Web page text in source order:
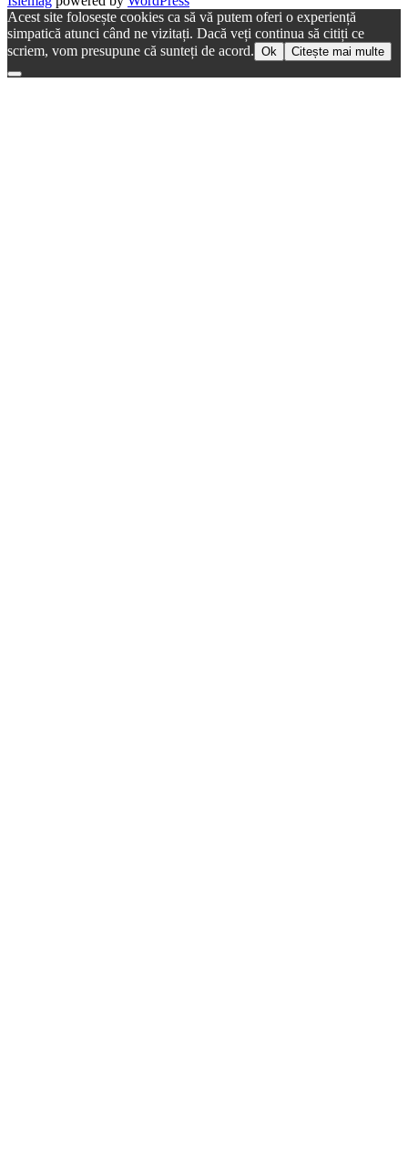
Acest site folosește cookies ca să vă putem oferi o experiență
simpatică atunci când ne vizitați. Dacă veți continua să citiți ce
scriem, vom presupune că sunteți de acord. Ok Citește mai multe